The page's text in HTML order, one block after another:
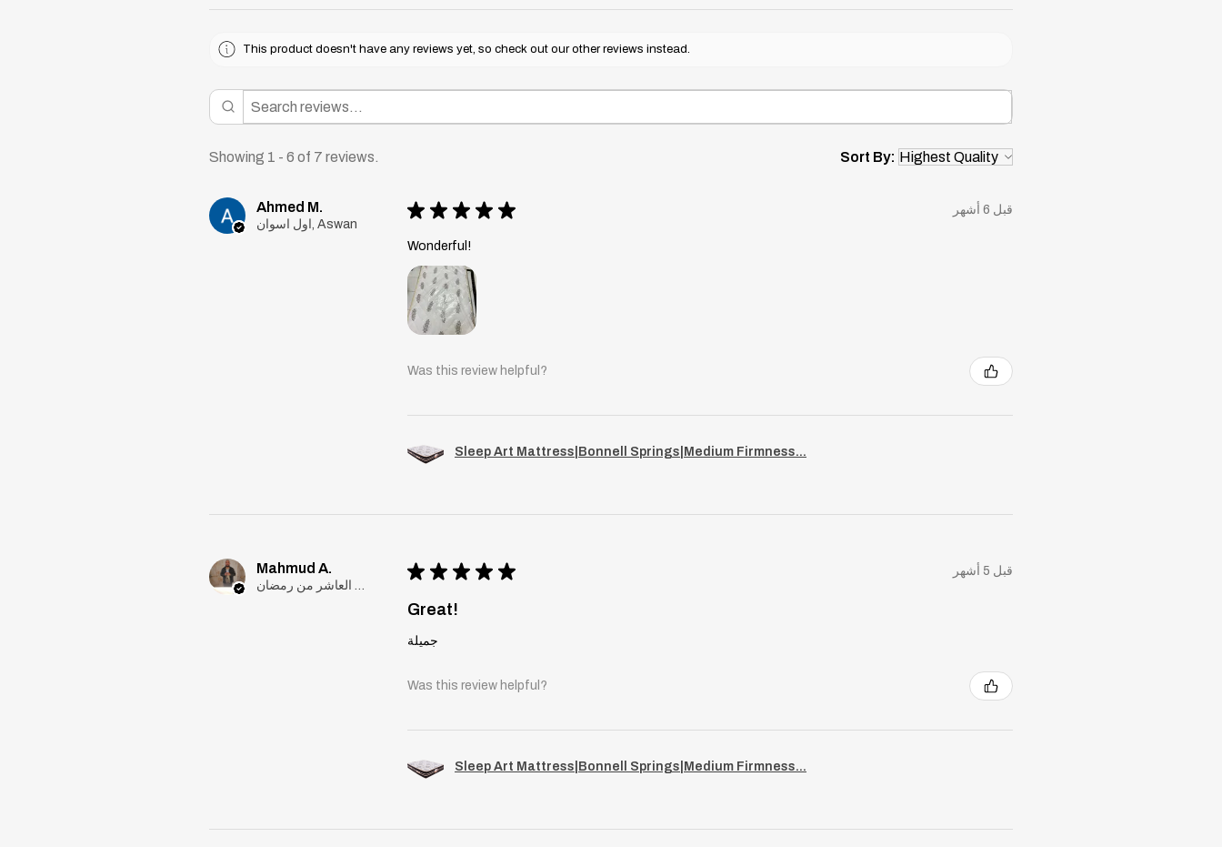
المرتبة الطبية، المصممة لتقديم دعم
This product doesn't have any reviews yet, so check out our other reviews instead.
Showing 1 - 6 of 7 reviews. Sort By:
Ahmed M.
اول اسوان, Aswan
★ ★ ★ ★ ★ قبل 6 أشهر
Wonderful!
Was this review helpful?
Sleep Art Mattress|Bonnell Springs|Medium Firmness...
Mahmud A. ★ ★ ★ ★ ★ قبل 5 أشهر
Great!
جميلة
Was this review helpful?
Sleep Art Mattress|Bonnell Springs|Medium Firmness...